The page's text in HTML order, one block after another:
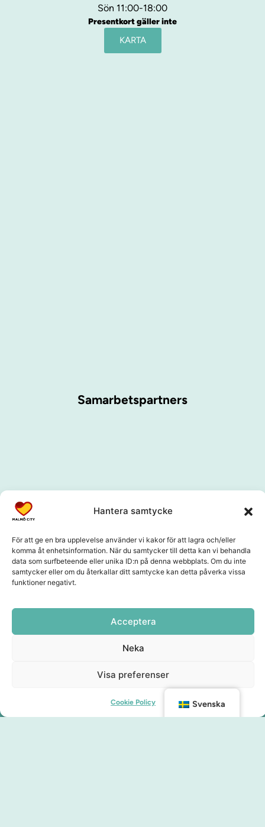
Hantera samtycke
För att ge en bra upplevelse använder vi kakor för att lagra och/eller
komma åt enhetsinformation. När du samtycker till detta kan vi behandla
data som surfbeteende eller unika ID:n på denna webbplats. Om du inte
samtycker eller om du återkallar ditt samtycke kan detta påverka vissa
funktioner negativt.
Acceptera
Neka
Visa preferenser
Cookie Policy
Sön 11:00-18:00
Presentkort gäller inte
KARTA
Samarbetspartners
Svenska